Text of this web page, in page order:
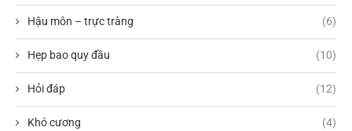
Hậu môn – trực tràng (6)
Hẹp bao quy đầu (10)
Hỏi đáp (12)
Khó cương (4)